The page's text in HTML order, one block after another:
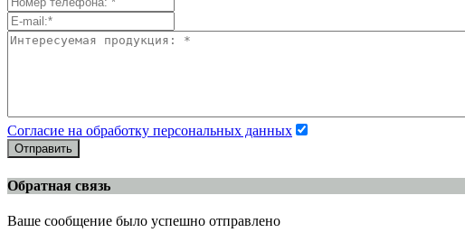
Согласие на обработку персональных данных
Отправить
Обратная связь
Ваше сообщение было успешно отправлено